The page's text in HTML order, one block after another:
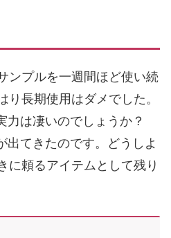
ンプルを一週間ほど使い続
り長期使用はダメでした。
力は凄いのでしょうか？
出てきたのです。どうしよ
に頼るアイテムとして残り